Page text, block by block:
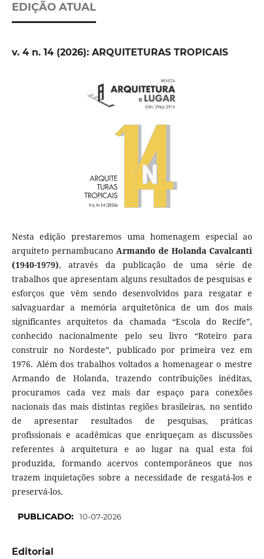
EDIÇÃO ATUAL
v. 4 n. 14 (2026): ARQUITETURAS TROPICAIS
Nesta edição prestaremos uma homenagem especial ao
arquiteto pernambucano Armando de Holanda Cavalcanti
(1940-1979), através da publicação de uma série de
trabalhos que apresentam alguns resultados de pesquisas e
esforços que vêm sendo desenvolvidos para resgatar e
salvaguardar a memória arquitetônica de um dos mais
significantes arquitetos da chamada “Escola do Recife”,
conhecido nacionalmente pelo seu livro “Roteiro para
construir no Nordeste”, publicado por primeira vez em
1976. Além dos trabalhos voltados a homenagear o mestre
Armando de Holanda, trazendo contribuições inéditas,
procuramos cada vez mais dar espaço para conexões
nacionais das mais distintas regiões brasileiras, no sentido
de apresentar resultados de pesquisas, práticas
profissionais e acadêmicas que enriqueçam as discussões
referentes à arquitetura e ao lugar na qual esta foi
produzida, formando acervos contemporâneos que nos
trazem inquietações sobre a necessidade de resgatá-los e
preservá-los.
PUBLICADO: 10-07-2026
Editorial